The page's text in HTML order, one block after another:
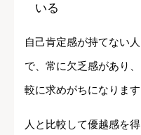
いる
自己肯定感が持てない
で、常に欠乏感があり
較に求めがちになります
人と比較して優越感を